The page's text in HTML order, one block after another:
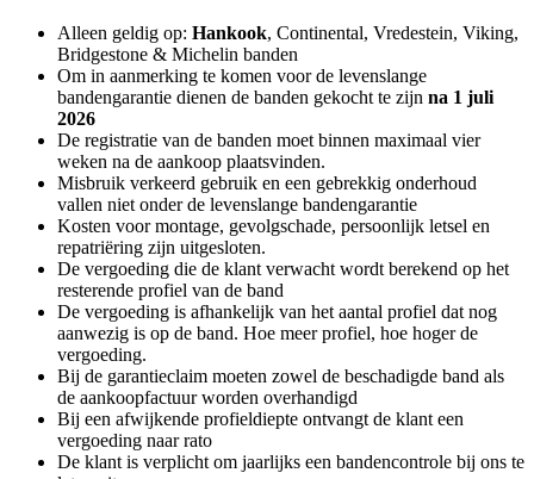
Alleen geldig op: Hankook, Continental, Vredestein, Viking,
Bridgestone & Michelin banden
Om in aanmerking te komen voor de levenslange
bandengarantie dienen de banden gekocht te zijn na 1 juli
2026
De registratie van de banden moet binnen maximaal vier
weken na de aankoop plaatsvinden.
Misbruik verkeerd gebruik en een gebrekkig onderhoud
vallen niet onder de levenslange bandengarantie
Kosten voor montage, gevolgschade, persoonlijk letsel en
repatriëring zijn uitgesloten.
De vergoeding die de klant verwacht wordt berekend op het
resterende profiel van de band
De vergoeding is afhankelijk van het aantal profiel dat nog
aanwezig is op de band. Hoe meer profiel, hoe hoger de
vergoeding.
Bij de garantieclaim moeten zowel de beschadigde band als
de aankoopfactuur worden overhandigd
Bij een afwijkende profieldiepte ontvangt de klant een
vergoeding naar rato
De klant is verplicht om jaarlijks een bandencontrole bij ons te